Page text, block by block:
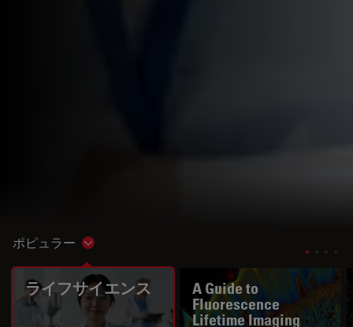
ポピュラー Show subnavigation
ライフサイエンス
A Guide to
Fluorescence
Lifetime Imaging